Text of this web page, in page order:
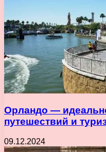
Орландо —
путешествий и
09.12.2024